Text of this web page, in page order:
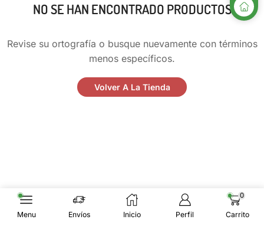
NO SE HAN ENCONTRADO PRODUCTOS
Revise su ortografía o busque nuevamente con términos
menos específicos.
Volver A La Tienda
Menu Envíos Inicio Perfil
0
Carrito